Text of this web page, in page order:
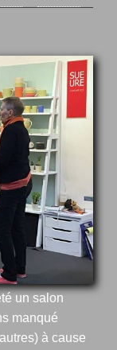
un salon
manqué
à cause